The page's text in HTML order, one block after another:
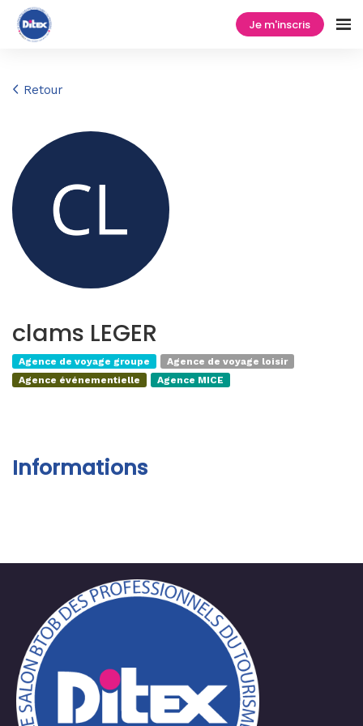
Je m'inscris
Retour
clams LEGER
Agence de voyage groupe
Agence de voyage loisir
Agence événementielle
Agence MICE
Informations